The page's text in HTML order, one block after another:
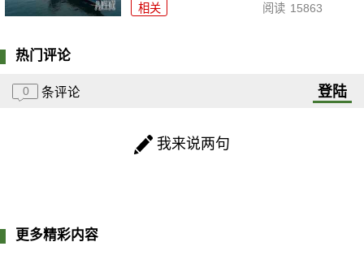
相关 阅读 15863
热门评论
0 条评论 登陆
我来说两句
更多精彩内容